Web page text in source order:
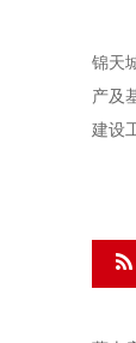
锦天
产及
建设